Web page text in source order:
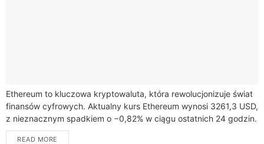
Ethereum to kluczowa kryptowaluta, która rewolucjonizuje świat
finansów cyfrowych. Aktualny kurs Ethereum wynosi 3261,3 USD,
z nieznacznym spadkiem o −0,82% w ciągu ostatnich 24 godzin.
Kapitalizacja rynkowa ETH sięga imponujących...
READ MORE